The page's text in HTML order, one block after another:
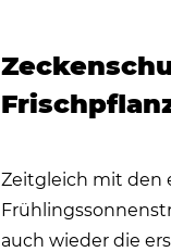
Zeitgleich mit den
auch wieder die